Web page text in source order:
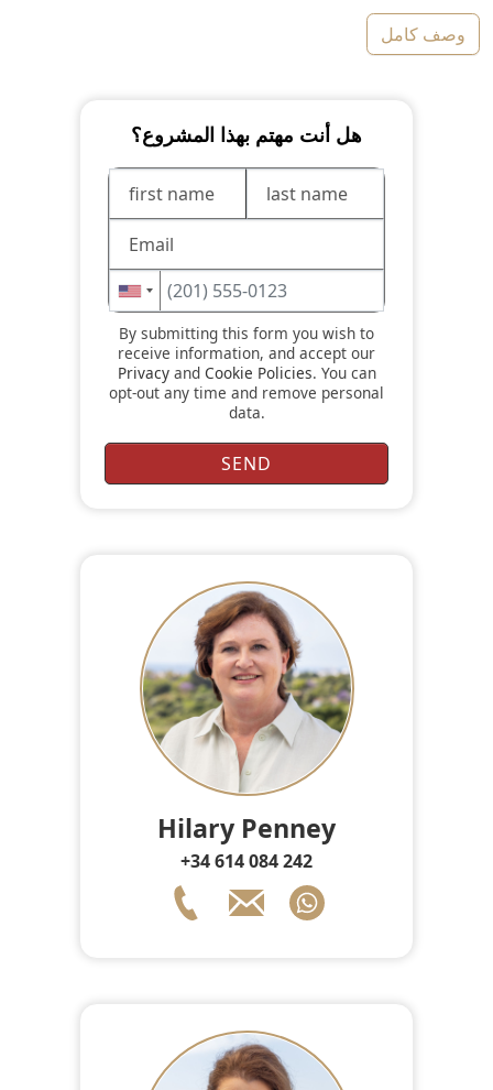
وصف كامل
هل أنت مهتم بهذا المشروع؟
By submitting this form you wish to
receive information, and accept our
Privacyand Cookie Policies. You can
opt-out any time and remove personal
data.
Hilary Penney
+34 614 084 242